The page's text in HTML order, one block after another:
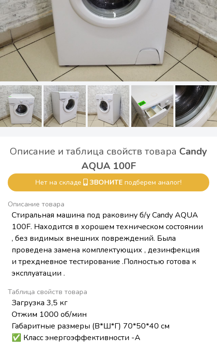
Описание и таблица свойств товара Candy
AQUA 100F
Нет на складе ЗВОНИТЕ подберем аналог!
Описание товара
Стиральная машина под раковину б/у Candy AQUA
100F. Находится в хорошем техническом состоянии
, без видимых внешних повреждений. Была
проведена замена комплектующих , дезинфекция
и трехдневное тестирование .Полностью готова к
эксплуатации .
Таблица свойств товара
Загрузка 3,5 кг
Отжим 1000 об/мин
Габаритные размеры (В*Ш*Г) 70*50*40 см
✅ Класс энергоэффективности -А